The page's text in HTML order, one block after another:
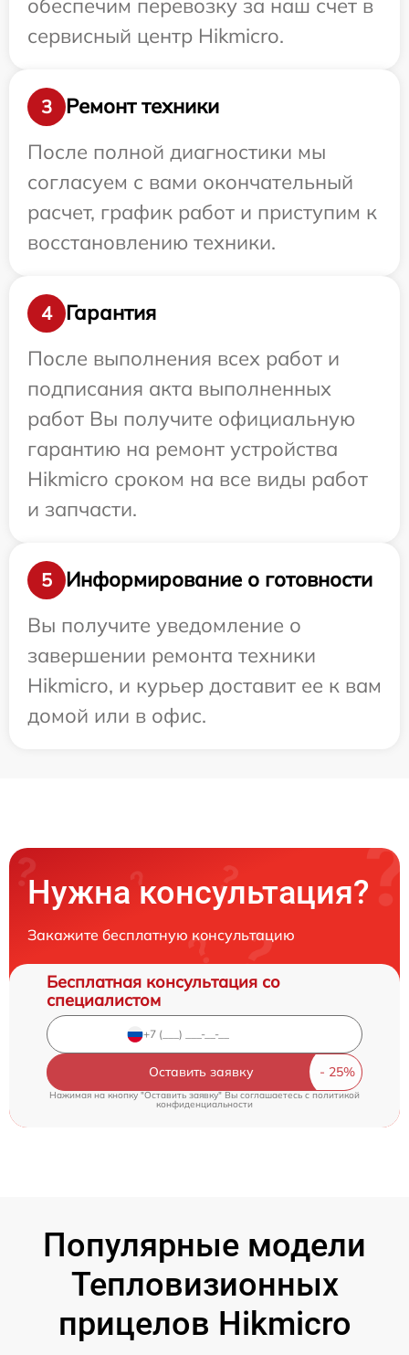
обеспечим перевозку за наш счет в
сервисный центр Hikmicro.
3
Ремонт техники
После полной диагностики мы
согласуем с вами окончательный
расчет, график работ и приступим к
восстановлению техники.
4
Гарантия
После выполнения всех работ и
подписания акта выполненных
работ Вы получите официальную
гарантию на ремонт устройства
Hikmicro сроком на все виды работ
и запчасти.
5
Информирование о готовности
Вы получите уведомление о
завершении ремонта техники
Hikmicro, и курьер доставит ее к вам
домой или в офис.
Нужна консультация?
Закажите бесплатную консультацию
Бесплатная консультация со
специалистом
Оставить заявку
Нажимая на кнопку "Оставить заявку" Вы соглашаетесь cполитикой
конфиденциальности
Популярные модели
Тепловизионных
прицелов Hikmicro